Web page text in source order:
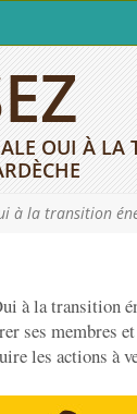
OUI À LA
à la transition
à la transition
ses membres
les actions à